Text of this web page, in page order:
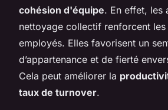
cohésion d'équipe. En effet, les
nettoyage collectif renforcent les
employés. Elles favorisent un
d’appartenance et de fierté
Cela peut améliorer la
taux de turnover.